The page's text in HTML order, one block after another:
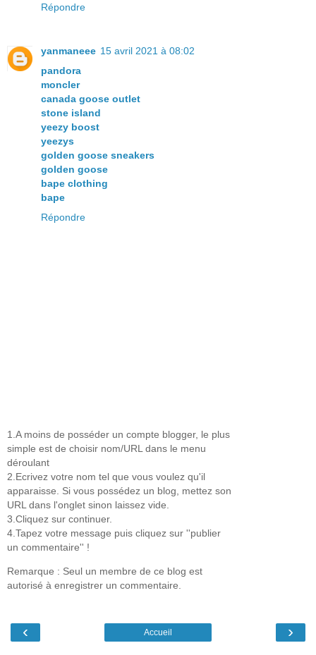
Répondre
yanmaneee 15 avril 2021 à 08:02
pandora
moncler
canada goose outlet
stone island
yeezy boost
yeezys
golden goose sneakers
golden goose
bape clothing
bape
Répondre
1.A moins de posséder un compte blogger, le plus
simple est de choisir nom/URL dans le menu
déroulant
2.Ecrivez votre nom tel que vous voulez qu'il
apparaisse. Si vous possédez un blog, mettez son
URL dans l'onglet sinon laissez vide.
3.Cliquez sur continuer.
4.Tapez votre message puis cliquez sur ''publier
un commentaire'' !
Remarque : Seul un membre de ce blog est
autorisé à enregistrer un commentaire.
‹ ›
Accueil